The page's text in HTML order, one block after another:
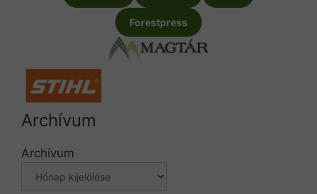
Forestpress
Archívum
Archívum